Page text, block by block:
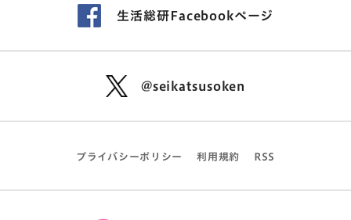
生活総研Facebookページ
@seikatsusoken
プライバシーポリシー 利用規約 RSS